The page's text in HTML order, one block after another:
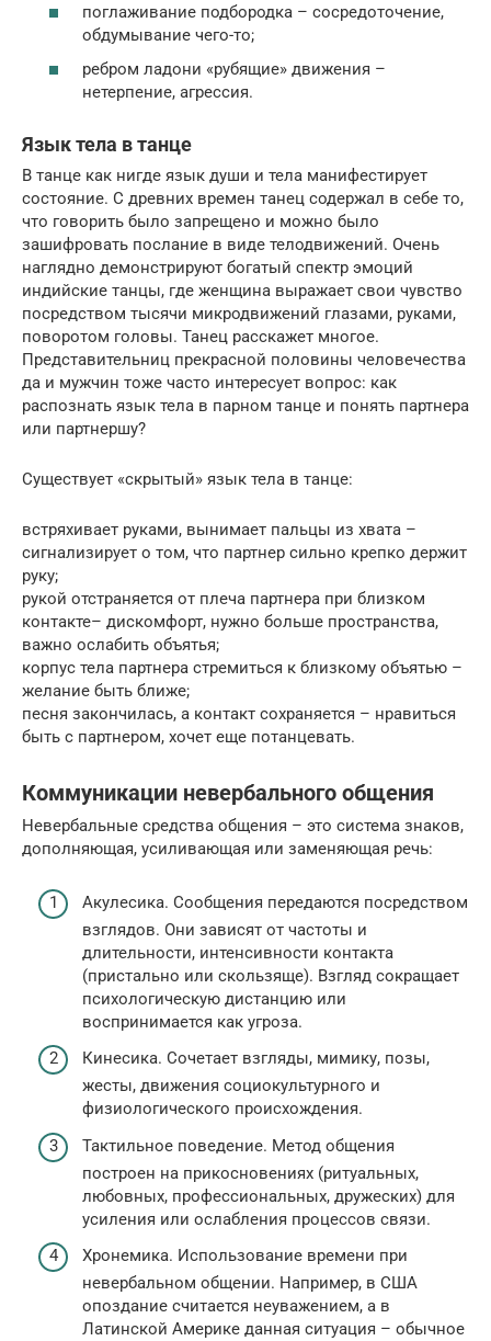
поглаживание подбородка – сосредоточение,
обдумывание чего-то;
ребром ладони «рубящие» движения –
нетерпение, агрессия.
Язык тела в танце
В танце как нигде язык души и тела манифестирует
состояние. С древних времен танец содержал в себе то,
что говорить было запрещено и можно было
зашифровать послание в виде телодвижений. Очень
наглядно демонстрируют богатый спектр эмоций
индийские танцы, где женщина выражает свои чувство
посредством тысячи микродвижений глазами, руками,
поворотом головы. Танец расскажет многое.
Представительниц прекрасной половины человечества
да и мужчин тоже часто интересует вопрос: как
распознать язык тела в парном танце и понять партнера
или партнершу?
Существует «скрытый» язык тела в танце:
встряхивает руками, вынимает пальцы из хвата –
сигнализирует о том, что партнер сильно крепко держит
руку;
рукой отстраняется от плеча партнера при близком
контакте– дискомфорт, нужно больше пространства,
важно ослабить объятья;
корпус тела партнера стремиться к близкому объятью –
желание быть ближе;
песня закончилась, а контакт сохраняется – нравиться
быть с партнером, хочет еще потанцевать.
Коммуникации невербального общения
Невербальные средства общения – это система знаков,
дополняющая, усиливающая или заменяющая речь:
Акулесика. Сообщения передаются посредством
взглядов. Они зависят от частоты и
длительности, интенсивности контакта
(пристально или скользяще). Взгляд сокращает
психологическую дистанцию или
воспринимается как угроза.
Кинесика. Сочетает взгляды, мимику, позы,
жесты, движения социокультурного и
физиологического происхождения.
Тактильное поведение. Метод общения
построен на прикосновениях (ритуальных,
любовных, профессиональных, дружеских) для
усиления или ослабления процессов связи.
Хронемика. Использование времени при
невербальном общении. Например, в США
опоздание считается неуважением, а в
Латинской Америке данная ситуация – обычное